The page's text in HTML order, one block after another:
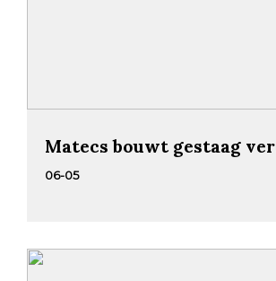
Matecs bouwt gestaag
06-05